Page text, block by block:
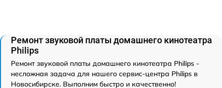
Ремонт звуковой платы домашнего кинотеатра
Philips
Ремонт звуковой платы домашнего кинотеатра Philips -
несложная задача для нашего сервис-центра Philips в
Новосибирске. Выполним быстро и качественно!